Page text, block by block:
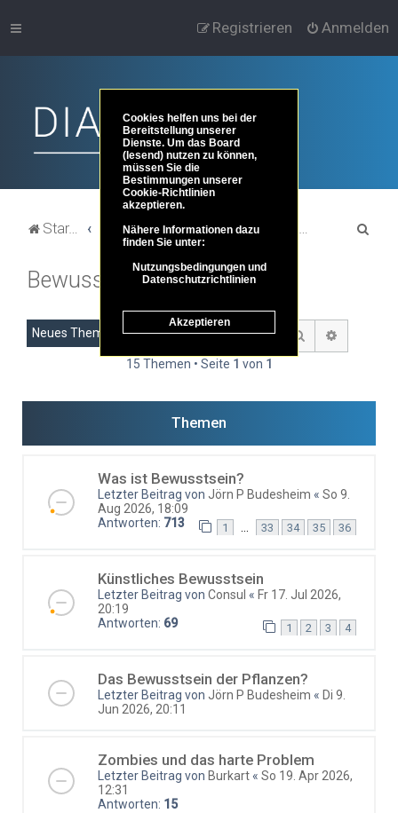
Anmelden
Registrieren
Startseite Portal Foren-Übersicht Themenbereiche der Philosophie Bewusstsein
Bewusstsein
Neues Thema Suche
15 Themen • Seite 1 von 1
Themen
Was ist Bewusstsein?
Letzter Beitrag von Jörn P Budesheim « So 9.
Aug 2026, 18:09
Antworten: 713 1 … 33 34 35 36
Künstliches Bewusstsein
Letzter Beitrag von Consul « Fr 17. Jul 2026,
20:19
Antworten: 69 1 2 3 4
Das Bewusstsein der Pflanzen?
Letzter Beitrag von Jörn P Budesheim « Di 9.
Jun 2026, 20:11
Zombies und das harte Problem
Letzter Beitrag von Burkart « So 19. Apr 2026,
12:31
Antworten: 15
Cookies helfen uns bei der
Bereitstellung unserer
Dienste. Um das Board
(lesend) nutzen zu können,
müssen Sie die
Bestimmungen unserer
Cookie-Richtlinien
akzeptieren.
Nähere Informationen dazu
finden Sie unter:
Nutzungsbedingungen und
Datenschutzrichtlinien
Akzeptieren